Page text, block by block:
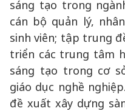
sáng tạo trong
cán bộ quản lý,
sinh viên; tập trung
triển các trung tâm
sáng tạo trong cơ
giáo dục nghề
đề xuất xây dựng